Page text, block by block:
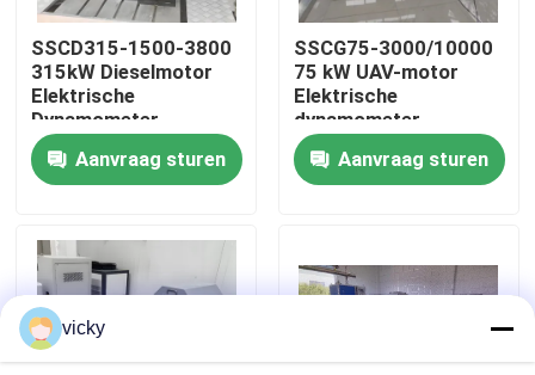
Neem contact met ons op
Nieuws
Torsiedynamometer
Hoge snelheidsdynamometer
SSCD315-1500-3800
315kW Dieselmotor
Elektrische
Dynamometer
Testbank Systeem
Aanvraag sturen
SSCG75-3000/10000
75 kW UAV-motor
Elektrische
dynamometer
testbank
Aanvraag sturen
vicky